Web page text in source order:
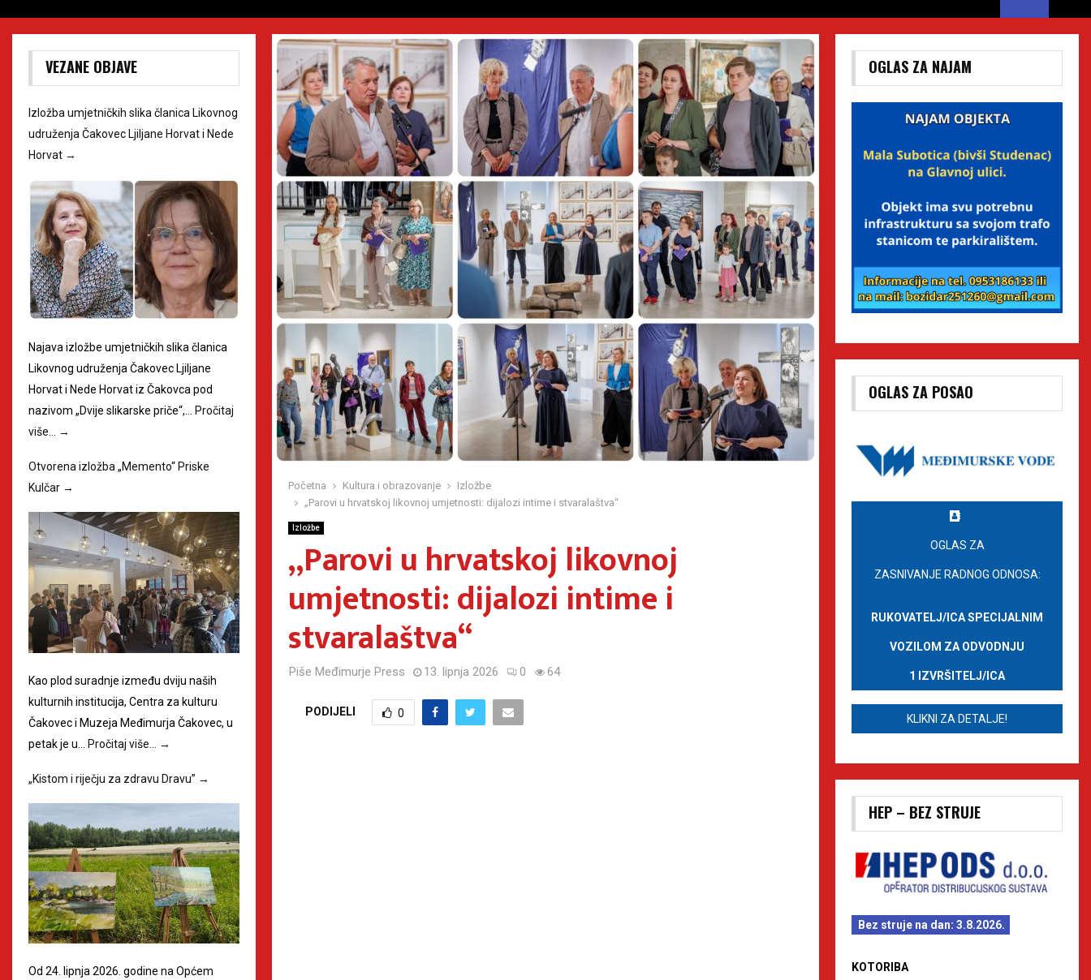
Početna Kultura i obrazovanje
Izložbe
„Parovi u hrvatskoj likovnoj umjetnosti: dijalozi intime i stvaralaštva“
Izložbe
„Parovi u hrvatskoj likovnoj
umjetnosti: dijalozi intime i
stvaralaštva“
Piše Međimurje Press 13. lipnja 2026 0 64
PODIJELI 0
VEZANE OBJAVE
Izložba umjetničkih slika članica Likovnog
udruženja Čakovec Ljiljane Horvat i Nede
Horvat →
Najava izložbe umjetničkih slika članica
Likovnog udruženja Čakovec Ljiljane
Horvat i Nede Horvat iz Čakovca pod
nazivom „Dvije slikarske priče“,… Pročitaj
više… →
Otvorena izložba „Memento“ Priske
Kulčar →
Kao plod suradnje između dviju naših
kulturnih institucija, Centra za kulturu
Čakovec i Muzeja Međimurja Čakovec, u
petak je u…
Pročitaj više… →
„Kistom i riječju za zdravu Dravu” →
Od 24. lipnja 2026. godine na Općem
OGLAS ZA NAJAM
OGLAS ZA POSAO
OGLAS ZA
ZASNIVANJE RADNOG ODNOSA:
RUKOVATELJ/ICA SPECIJALNIM
VOZILOM ZA ODVODNJU
1 IZVRŠITELJ/ICA
KLIKNI ZA DETALJE!
HEP – BEZ STRUJE
Bez struje na dan: 3.8.2026.
KOTORIBA